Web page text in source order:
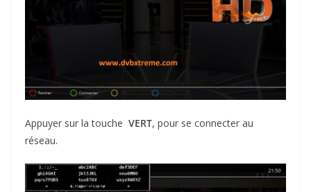
Appuyer sur la touche VERT, pour se connecter au
réseau.